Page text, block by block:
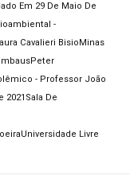
Em 29 De Maio De
-
Cavalieri Bisio Minas
Peter
- Professor João
2021 Sala De
Universidade Livre